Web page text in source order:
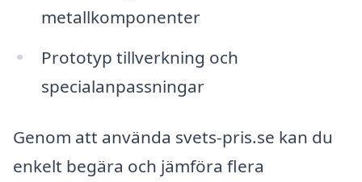
metallkomponenter
Prototyp tillverkning och
specialanpassningar
Genom att använda svets-pris.se kan du
enkelt begära och jämföra flera